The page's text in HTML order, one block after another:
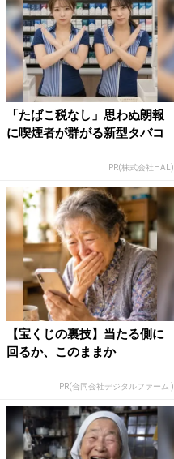
「たばこ税なし」思わぬ朗報
に喫煙者が群がる新型タバコ
PR(株式会社HAL)
【宝くじの裏技】当たる側に
回るか、このままか
PR(合同会社デジタルファーム )